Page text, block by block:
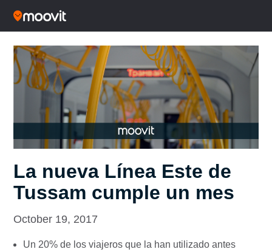
La nueva Línea Este de
Tussam cumple un mes
October 19, 2017
Un 20% de los viajeros que la han utilizado antes